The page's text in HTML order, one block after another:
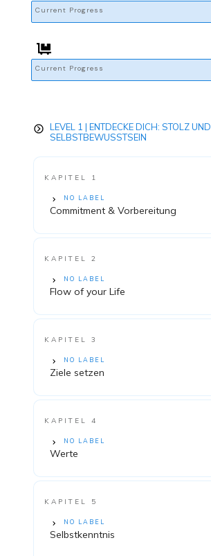
Current Progress
Current Progress
LEVEL 1 | ENTDECKE DICH: STOLZ UND
SELBSTBEWUSSTSEIN
KAPITEL 1
NO LABEL
Commitment & Vorbereitung
KAPITEL 2
NO LABEL
Flow of your Life
KAPITEL 3
NO LABEL
Ziele setzen
KAPITEL 4
NO LABEL
Werte
KAPITEL 5
NO LABEL
Selbstkenntnis